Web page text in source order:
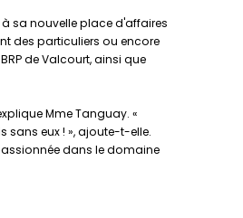
à sa nouvelle place d'affaires
des particuliers ou encore
de Valcourt, ainsi que
Mme Tanguay. «
sans eux ! », ajoute-t-elle.
dans le domaine